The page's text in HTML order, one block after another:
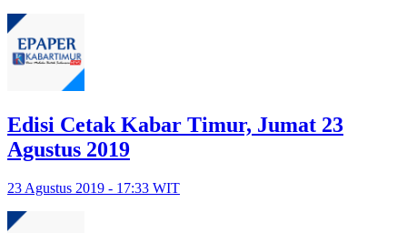
Edisi Cetak Kabar Timur, Jumat 23
Agustus 2019
23 Agustus 2019 - 17:33 WIT